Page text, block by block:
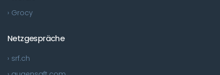
› Grocy
Netzgespräche
› srf.ch